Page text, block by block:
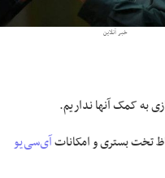
خبر آنلاین
به کمک آنها نداریم.
تخت بستری و امکاناتآی‌سی‌یو